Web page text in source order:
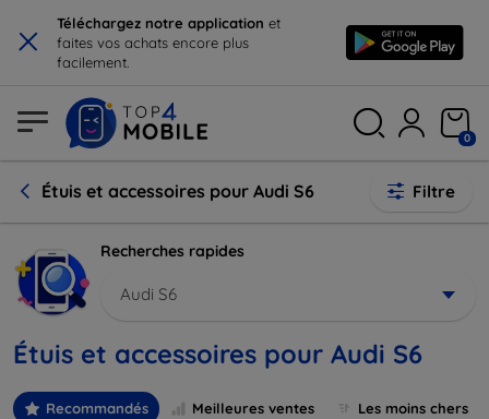
× Téléchargez notre application et
faites vos achats encore plus
facilement.
0
Étuis et accessoires pour Audi S6 Filtre
Recherches rapides
Audi S6
Étuis et accessoires pour Audi S6
Recommandés Meilleures ventes Les moins chers